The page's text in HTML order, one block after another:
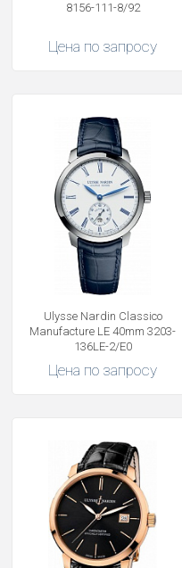
8156-111-8/92
Цена по запросу
Ulysse Nardin Classico
Manufacture LE 40mm 3203-
136LE-2/E0
Цена по запросу